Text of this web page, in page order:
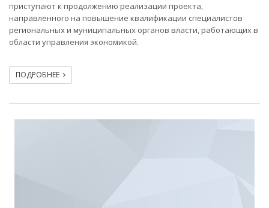
приступают к продолжению реализации проекта,
направленного на повышение квалификации специалистов
региональных и муниципальных органов власти, работающих в
области управления экономикой.
ПОДРОБНЕЕ